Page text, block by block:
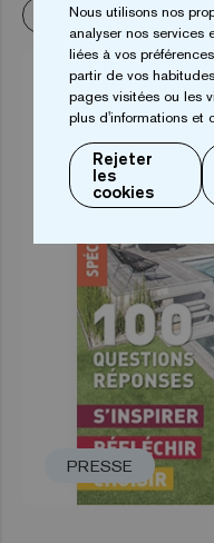
En savoir plus
PRESSE
Nous utilisons nos
analyser nos services
liées à vos
partir de vos
pages visitées ou les
plus d'informations et
Rejeter
les
cookies